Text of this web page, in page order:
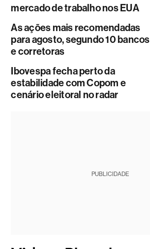
mercado de trabalho nos EUA
As ações mais recomendadas
para agosto, segundo 10 bancos
e corretoras
Ibovespa fecha perto da
estabilidade com Copom e
cenário eleitoral no radar
PUBLICIDADE